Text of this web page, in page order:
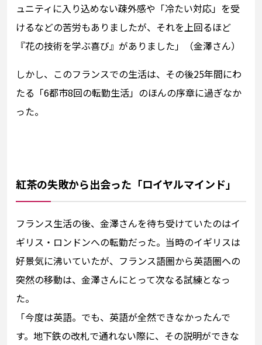
ュニティに入り込めない疎外感や「冷たい対応」を受
けるなどの苦労もありましたが、それを上回るほど
『花の技術を学ぶ喜び』がありました」（金澤さん）
しかし、このフランスでの生活は、その後25年間にわ
たる「6都市8回の転勤生活」のほんの序章に過ぎなか
った。
紅茶の失敗から出会った「ロイヤルマインド」
フランス生活の後、金澤さんを待ち受けていたのはイ
ギリス・ロンドンへの転勤だった。当時のイギリスは
好景気に沸いていたが、フランス語圏から英語圏への
突然の移動は、金澤さんにとって次なる試練となっ
た。
「今度は英語。でも、英語が全然できなかったんで
す。地下鉄の改札で通れない際に、その説明ができな